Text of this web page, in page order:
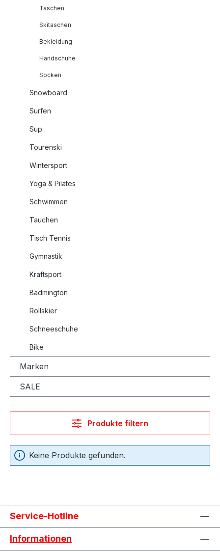
Taschen
Skitaschen
Bekleidung
Handschuhe
Socken
Snowboard
Surfen
Sup
Tourenski
Wintersport
Yoga & Pilates
Schwimmen
Tauchen
Tisch Tennis
Gymnastik
Kraftsport
Badmington
Rollskier
Schneeschuhe
Bike
Marken
SALE
Produkte filtern
Keine Produkte gefunden.
Service-Hotline
Informationen